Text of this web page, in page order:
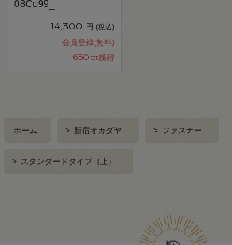
08Co99_
14,300 円 (税込)
会員登録(無料)
650pt獲得
ホーム > 新宿オカダヤ > ファスナー
> スタンダードタイプ（止）